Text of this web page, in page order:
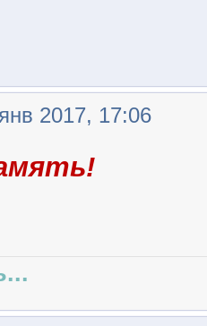
2017, 17:06